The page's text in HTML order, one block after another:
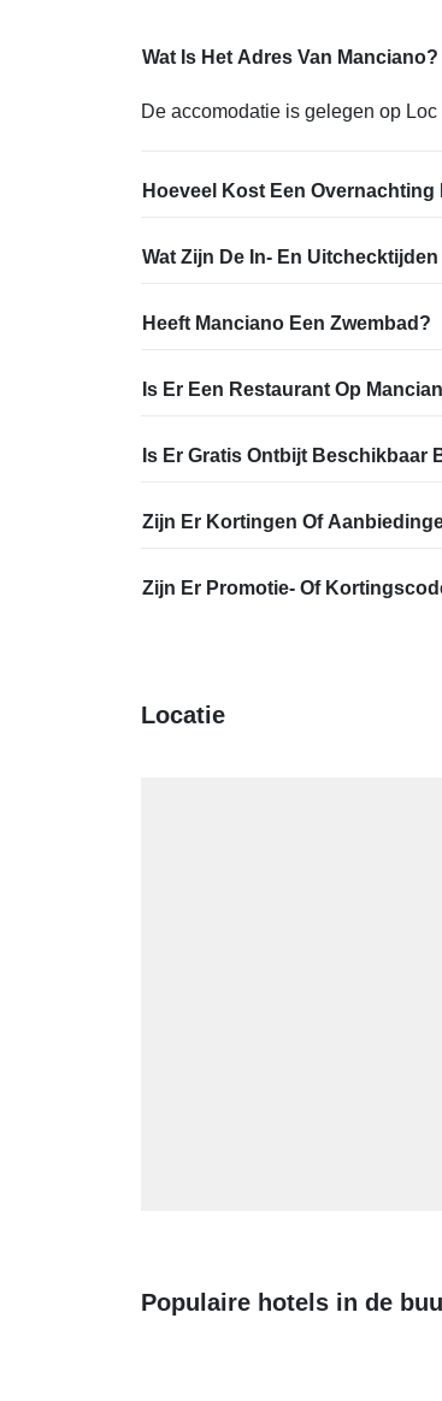
Wat Is Het Adres Van Manciano?
De accomodatie is gelegen op
Hoeveel Kost Een Overnachting
Wat Zijn De In- En
Heeft Manciano Een Zwembad?
Is Er Een Restaurant Op
Is Er Gratis Ontbijt Beschikbaar
Zijn Er Kortingen Of
Zijn Er Promotie- Of
Locatie
Populaire hotels in de